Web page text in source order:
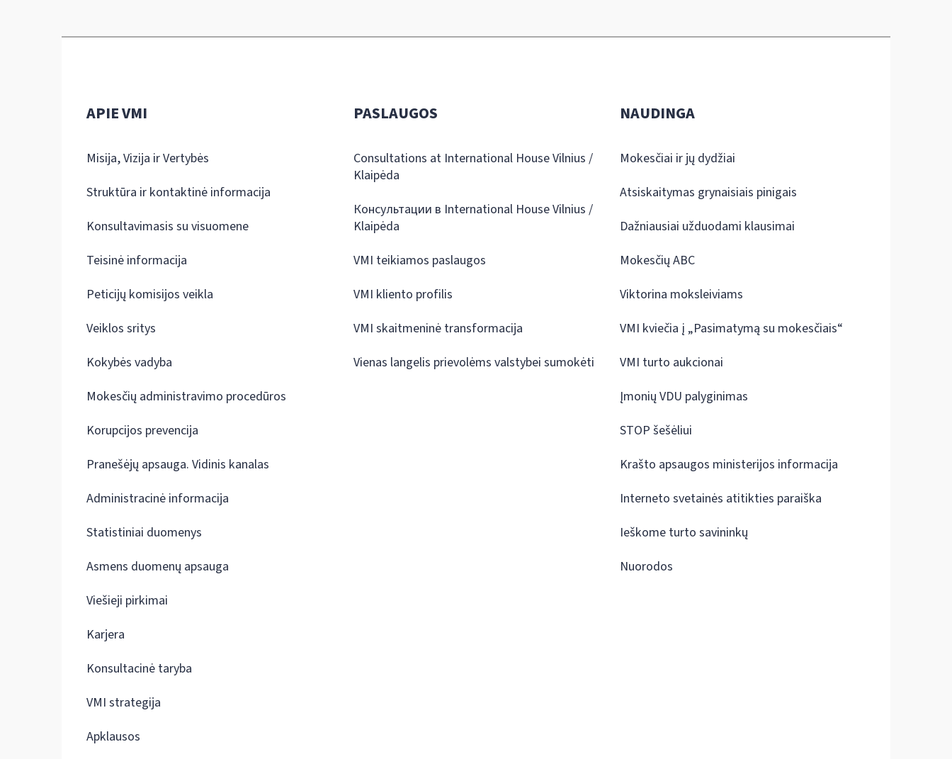
APIE VMI
Misija, Vizija ir Vertybės
Struktūra ir kontaktinė informacija
Konsultavimasis su visuomene
Teisinė informacija
Peticijų komisijos veikla
Veiklos sritys
Kokybės vadyba
Mokesčių administravimo procedūros
Korupcijos prevencija
Pranešėjų apsauga. Vidinis kanalas
Administracinė informacija
Statistiniai duomenys
Asmens duomenų apsauga
Viešieji pirkimai
Karjera
Konsultacinė taryba
VMI strategija
Apklausos
PASLAUGOS
Consultations at International House Vilnius /
Klaipėda
Консультации в International House Vilnius /
Klaipėda
VMI teikiamos paslaugos
VMI kliento profilis
VMI skaitmeninė transformacija
Vienas langelis prievolėms valstybei sumokėti
NAUDINGA
Mokesčiai ir jų dydžiai
Atsiskaitymas grynaisiais pinigais
Dažniausiai užduodami klausimai
Mokesčių ABC
Viktorina moksleiviams
VMI kviečia į „Pasimatymą su mokesčiais“
VMI turto aukcionai
Įmonių VDU palyginimas
STOP šešėliui
Krašto apsaugos ministerijos informacija
Interneto svetainės atitikties paraiška
Ieškome turto savininkų
Nuorodos